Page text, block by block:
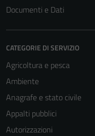
Documenti e Dati
CATEGORIE DI SERVIZIO
Agricoltura e pesca
Ambiente
Anagrafe e stato civile
Appalti pubblici
Autorizzazioni